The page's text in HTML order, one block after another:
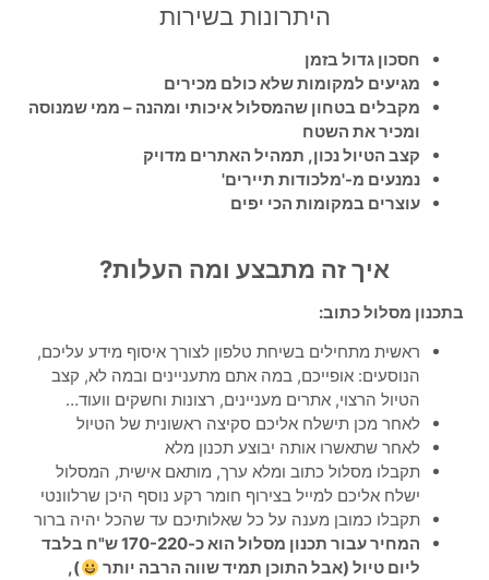
היתרונות בשירות
חסכון גדול בזמן
מגיעים למקומות שלא כולם מכירים
מקבלים בטחון שהמסלול איכותי ומהנה – ממי שמנוסה
ומכיר את השטח
קצב הטיול נכון, תמהיל האתרים מדויק
נמנעים מ-'מלכודות תיירים'
עוצרים במקומות הכי יפים
איך זה מתבצע ומה העלות?
בתכנון מסלול כתוב:
ראשית מתחילים בשיחת טלפון לצורך איסוף מידע עליכם,
הנוסעים: אופייכם, במה אתם מתעניינים ובמה לא, קצב
הטיול הרצוי, אתרים מעניינים, רצונות וחשקים וועוד…
לאחר מכן תישלח אליכם סקיצה ראשונית של הטיול
לאחר שתאשרו אותה יבוצע תכנון מלא
תקבלו מסלול כתוב ומלא ערך, מותאם אישית, המסלול
ישלח אליכם למייל בצירוף חומר רקע נוסף היכן שרלוונטי
תקבלו כמובן מענה על כל שאלותיכם עד שהכל יהיה ברור
המחיר עבור תכנון מסלול הוא כ-170-220 ש"ח בלבד
ליום טיול (אבל התוכן תמיד שווה הרבה יותר
),